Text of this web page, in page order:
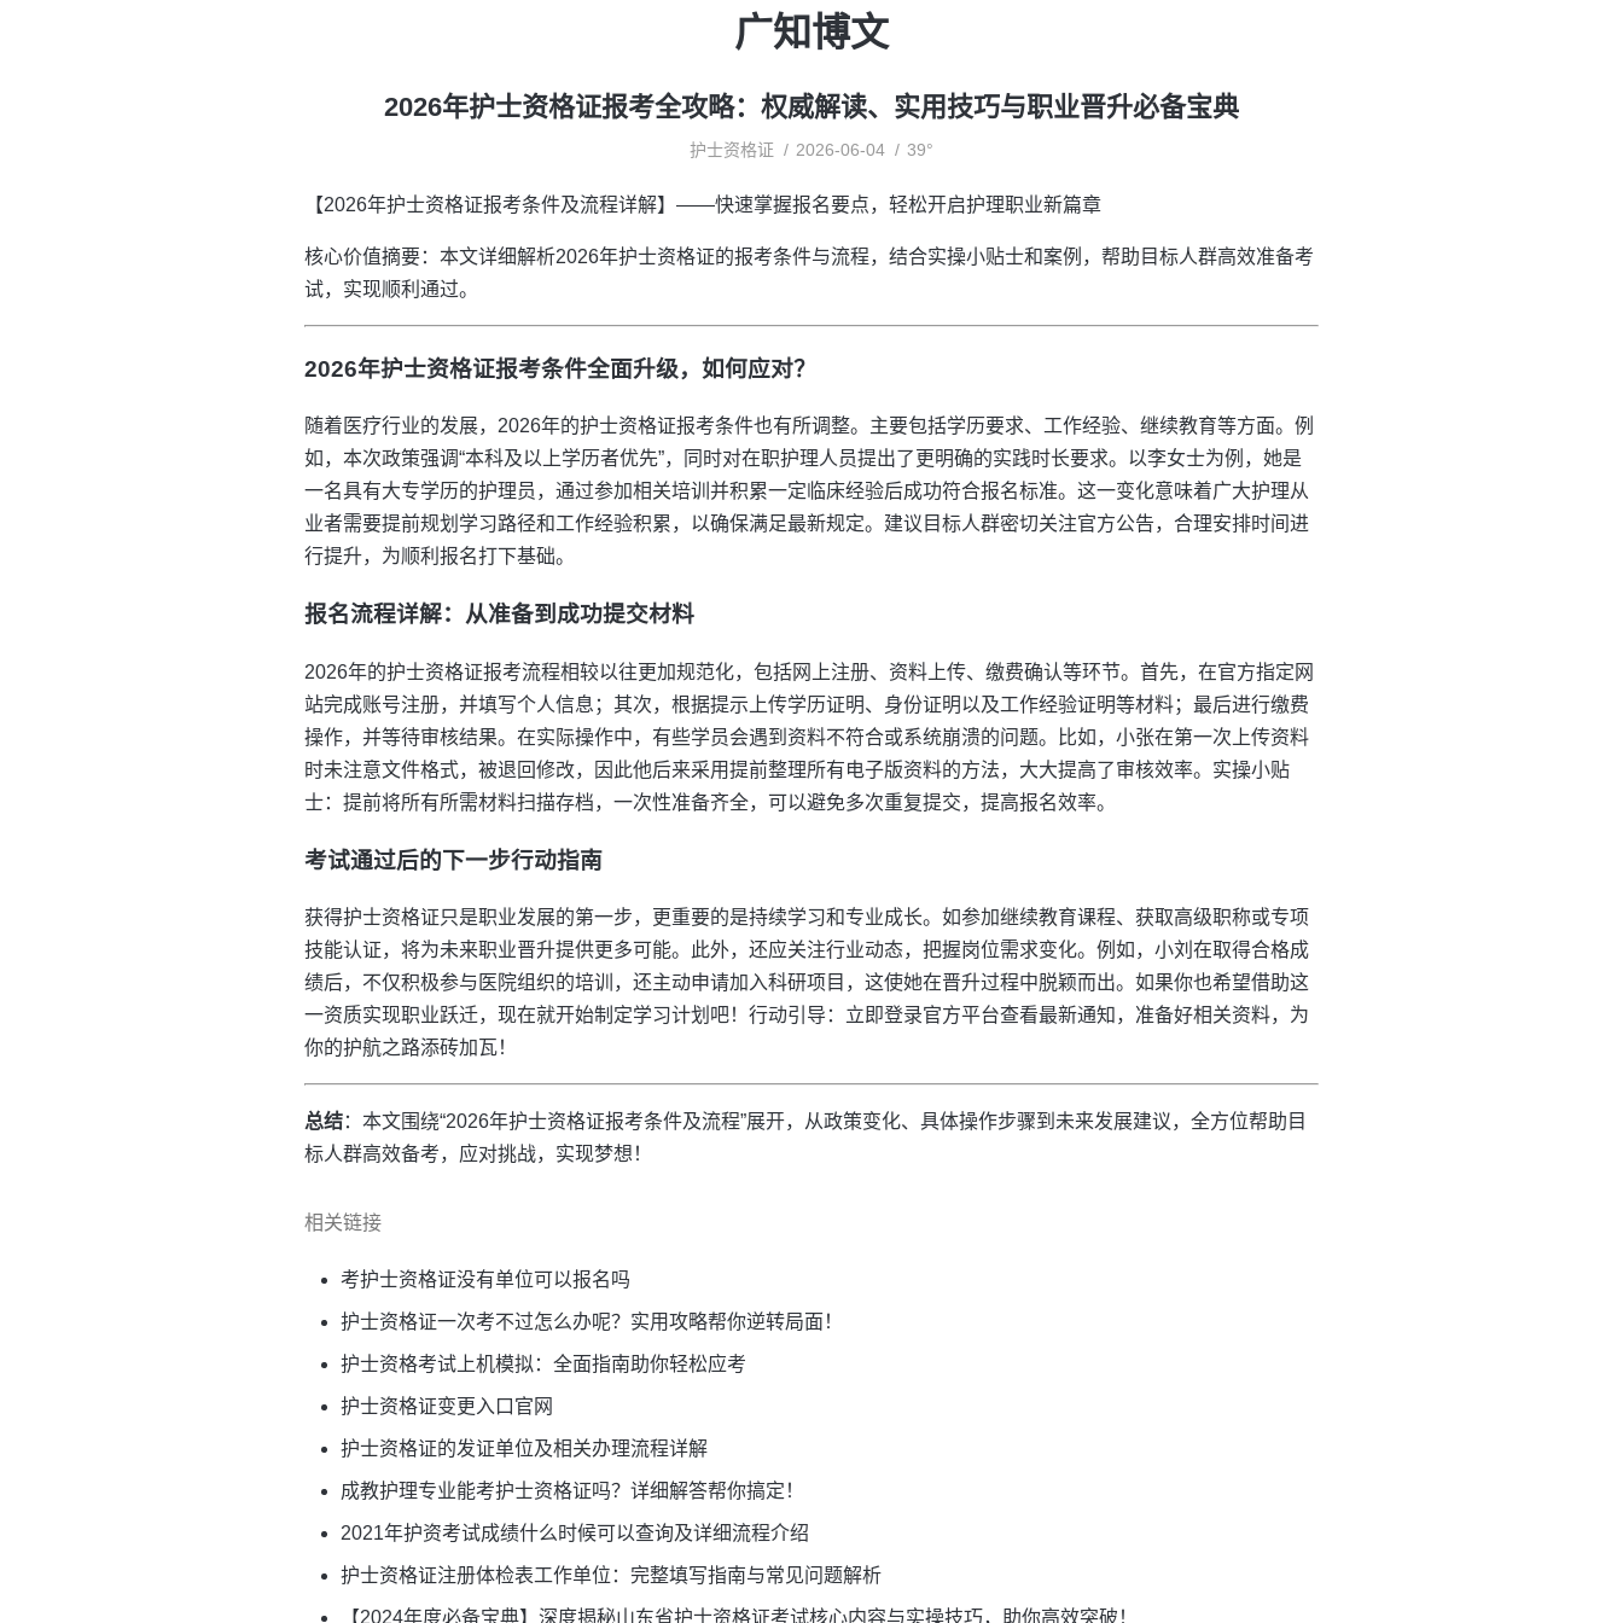
广知博文
2026年护士资格证报考全攻略：权威解读、实用技巧与职业晋升必备宝典
护士资格证 2026-06-04 39°
【2026年护士资格证报考条件及流程详解】——快速掌握报名要点，轻松开启护理职业新篇章
核心价值摘要：本文详细解析2026年护士资格证的报考条件与流程，结合实操小贴士和案例，帮助目标人群高效准备考
试，实现顺利通过。
2026年护士资格证报考条件全面升级，如何应对？
随着医疗行业的发展，2026年的护士资格证报考条件也有所调整。主要包括学历要求、工作经验、继续教育等方面。例
如，本次政策强调“本科及以上学历者优先”，同时对在职护理人员提出了更明确的实践时长要求。以李女士为例，她是
一名具有大专学历的护理员，通过参加相关培训并积累一定临床经验后成功符合报名标准。这一变化意味着广大护理从
业者需要提前规划学习路径和工作经验积累，以确保满足最新规定。建议目标人群密切关注官方公告，合理安排时间进
行提升，为顺利报名打下基础。
报名流程详解：从准备到成功提交材料
2026年的护士资格证报考流程相较以往更加规范化，包括网上注册、资料上传、缴费确认等环节。首先，在官方指定网
站完成账号注册，并填写个人信息；其次，根据提示上传学历证明、身份证明以及工作经验证明等材料；最后进行缴费
操作，并等待审核结果。在实际操作中，有些学员会遇到资料不符合或系统崩溃的问题。比如，小张在第一次上传资料
时未注意文件格式，被退回修改，因此他后来采用提前整理所有电子版资料的方法，大大提高了审核效率。实操小贴
士：提前将所有所需材料扫描存档，一次性准备齐全，可以避免多次重复提交，提高报名效率。
考试通过后的下一步行动指南
获得护士资格证只是职业发展的第一步，更重要的是持续学习和专业成长。如参加继续教育课程、获取高级职称或专项
技能认证，将为未来职业晋升提供更多可能。此外，还应关注行业动态，把握岗位需求变化。例如，小刘在取得合格成
绩后，不仅积极参与医院组织的培训，还主动申请加入科研项目，这使她在晋升过程中脱颖而出。如果你也希望借助这
一资质实现职业跃迁，现在就开始制定学习计划吧！行动引导：立即登录官方平台查看最新通知，准备好相关资料，为
你的护航之路添砖加瓦！
总结：本文围绕“2026年护士资格证报考条件及流程”展开，从政策变化、具体操作步骤到未来发展建议，全方位帮助目
标人群高效备考，应对挑战，实现梦想！
相关链接
考护士资格证没有单位可以报名吗
护士资格证一次考不过怎么办呢？实用攻略帮你逆转局面！
护士资格考试上机模拟：全面指南助你轻松应考
护士资格证变更入口官网
护士资格证的发证单位及相关办理流程详解
成教护理专业能考护士资格证吗？详细解答帮你搞定！
2021年护资考试成绩什么时候可以查询及详细流程介绍
护士资格证注册体检表工作单位：完整填写指南与常见问题解析
【2024年度必备宝典】深度揭秘山东省护士资格证考试核心内容与实操技巧，助你高效突破！